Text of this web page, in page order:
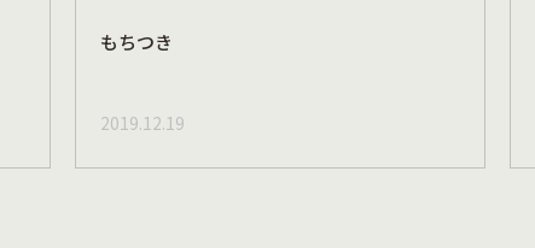
もちつき
2019.12.19